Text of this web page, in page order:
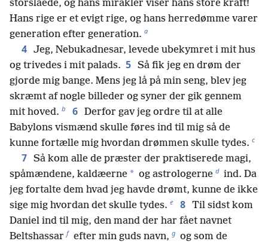
storslåede, og hans mirakler viser hans store kraft!
Hans rige er et evigt rige, og hans herredømme varer
generation efter generation. a
4 Jeg, Nebukadnesar, levede ubekymret i mit hus
og trivedes i mit palads. 5 Så fik jeg en drøm der
gjorde mig bange. Mens jeg lå på min seng, blev jeg
skræmt af nogle billeder og syner der gik gennem
mit hoved. b 6 Derfor gav jeg ordre til at alle
Babylons vismænd skulle føres ind til mig så de
kunne fortælle mig hvordan drømmen skulle tydes. c
7 Så kom alle de præster der praktiserede magi,
spåmændene, kaldæerne * og astrologerne d ind. Da
jeg fortalte dem hvad jeg havde drømt, kunne de ikke
sige mig hvordan det skulle tydes. e 8 Til sidst kom
Daniel ind til mig, den mand der har fået navnet
Beltshassar f efter min guds navn, g og som de